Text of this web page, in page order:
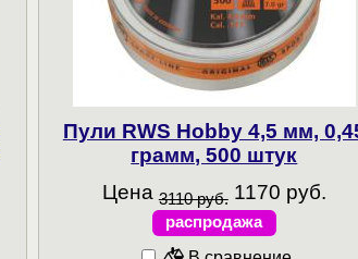
Пули RWS Hobby 4,5 мм,
грамм, 500 штук
Цена 3110 руб. 1170 руб.
распродажа